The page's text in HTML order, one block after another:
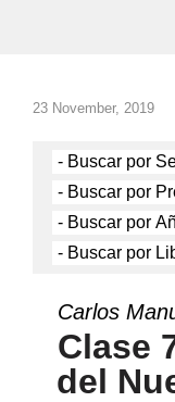
23 November, 2019
Carlos
Clase
del